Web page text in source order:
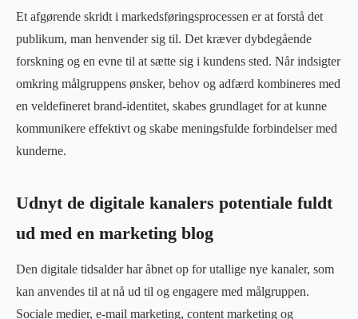
Et afgørende skridt i markedsføringsprocessen er at forstå det
publikum, man henvender sig til. Det kræver dybdegående
forskning og en evne til at sætte sig i kundens sted. Når indsigter
omkring målgruppens ønsker, behov og adfærd kombineres med
en veldefineret brand-identitet, skabes grundlaget for at kunne
kommunikere effektivt og skabe meningsfulde forbindelser med
kunderne.
Udnyt de digitale kanalers potentiale fuldt
ud med en marketing blog
Den digitale tidsalder har åbnet op for utallige nye kanaler, som
kan anvendes til at nå ud til og engagere med målgruppen.
Sociale medier, e-mail marketing, content marketing og